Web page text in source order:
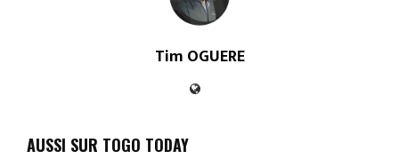
Tim OGUERE
AUSSI SUR TOGO TODAY